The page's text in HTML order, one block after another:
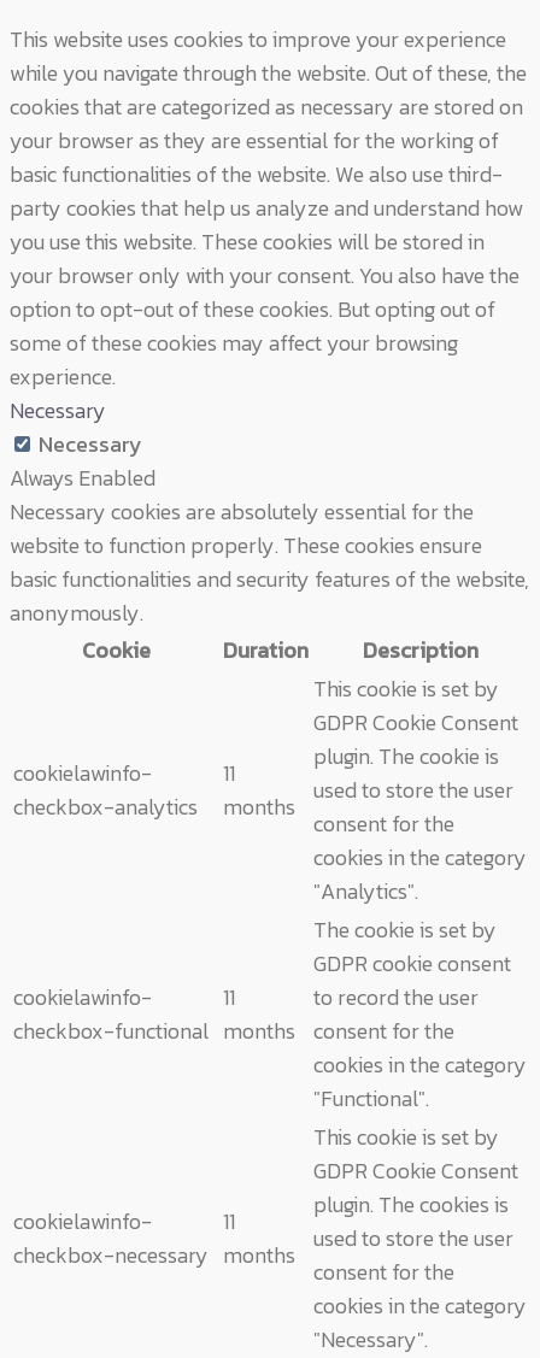
This website uses cookies to improve your experience
while you navigate through the website. Out of these, the
cookies that are categorized as necessary are stored on
your browser as they are essential for the working of
basic functionalities of the website. We also use third-
party cookies that help us analyze and understand how
you use this website. These cookies will be stored in
your browser only with your consent. You also have the
option to opt-out of these cookies. But opting out of
some of these cookies may affect your browsing
experience.
Necessary
Necessary
Always Enabled
Necessary cookies are absolutely essential for the
website to function properly. These cookies ensure
basic functionalities and security features of the website,
anonymously.
Cookie
Duration Description
cookielawinfo-
checkbox-analytics
11
months
This cookie is set by
GDPR Cookie Consent
plugin. The cookie is
used to store the user
consent for the
cookies in the category
"Analytics".
cookielawinfo-
checkbox-functional
11
months
The cookie is set by
GDPR cookie consent
to record the user
consent for the
cookies in the category
"Functional".
cookielawinfo-
checkbox-necessary
11
months
This cookie is set by
GDPR Cookie Consent
plugin. The cookies is
used to store the user
consent for the
cookies in the category
"Necessary".